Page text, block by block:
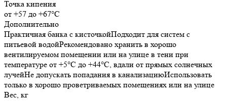
Точка кипения
от +57 до +67°С
Дополнительно
Практичная банка c кисточкойПодходит для систем с
питьевой водойРекомендовано хранить в хорошо
вентилируемом помещении или на улице в тени при
температуре от +5°C до +44°C, вдали от прямых солнечных
лучейНе допускать попадания в канализациюИспользовать
только в хорошо проветриваемых помещениях или на улице
Вес, кг